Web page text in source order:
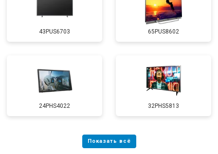
43PUS6703 65PUS8602
24PHS4022 32PHS5813